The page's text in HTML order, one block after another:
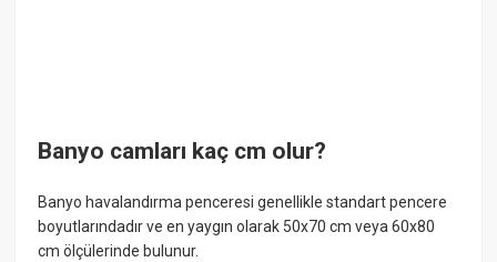
Banyo camları kaç cm olur?
Banyo havalandırma penceresi genellikle standart pencere
boyutlarındadır ve en yaygın olarak 50x70 cm veya 60x80
cm ölçülerinde bulunur.